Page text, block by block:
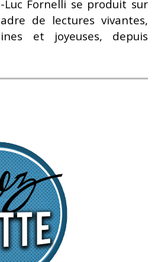
Luc Fornelli se produit sur
de lectures vivantes,
et joyeuses, depuis